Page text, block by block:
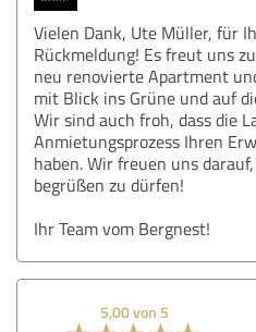
Vielen Dank, Ute Müller, für
Rückmeldung! Es freut uns
neu renovierte Apartment
mit Blick ins Grüne und auf
Wir sind auch froh, dass die
Anmietungsprozess Ihren
haben. Wir freuen uns
begrüßen zu dürfen!
Ihr Team vom Bergnest!
5,00 von 5